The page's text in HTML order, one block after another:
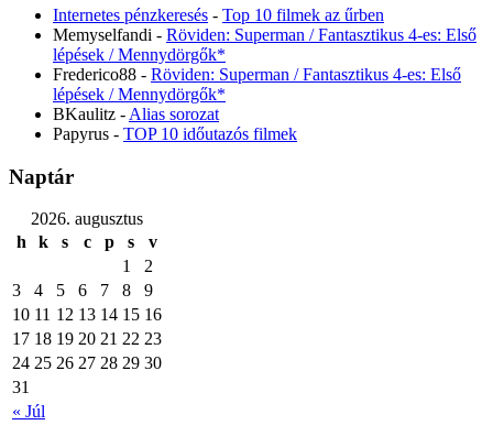
Internetes pénzkeresés - Top 10 filmek az űrben
Memyselfandi - Röviden: Superman / Fantasztikus 4-es: Első
lépések / Mennydörgők*
Frederico88 - Röviden: Superman / Fantasztikus 4-es: Első
lépések / Mennydörgők*
BKaulitz - Alias sorozat
Papyrus - TOP 10 időutazós filmek
Naptár
2026. augusztus
h
k s c p s v
« Júl
1
2
3
4 5 6 7 8
9
10 11 12 13 14 15 16
17 18 19 20 21 22 23
24 25 26 27 28 29 30
31